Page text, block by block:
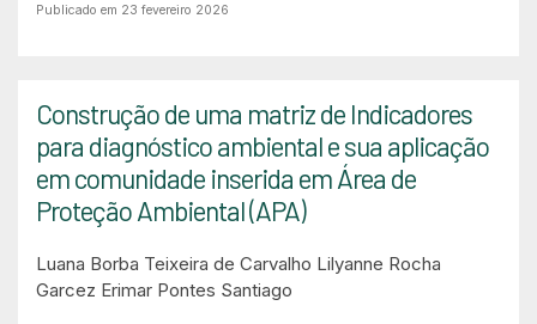
Publicado em 23 fevereiro 2026
Construção de uma matriz de Indicadores
para diagnóstico ambiental e sua aplicação
em comunidade inserida em Área de
Proteção Ambiental (APA)
Luana Borba Teixeira de Carvalho Lilyanne Rocha
Garcez Erimar Pontes Santiago